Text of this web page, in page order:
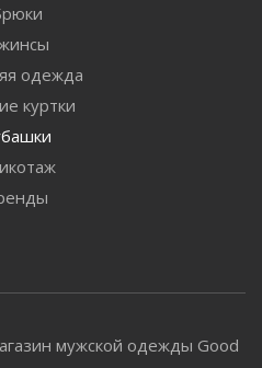
одежда
куртки
мужской одежды Good